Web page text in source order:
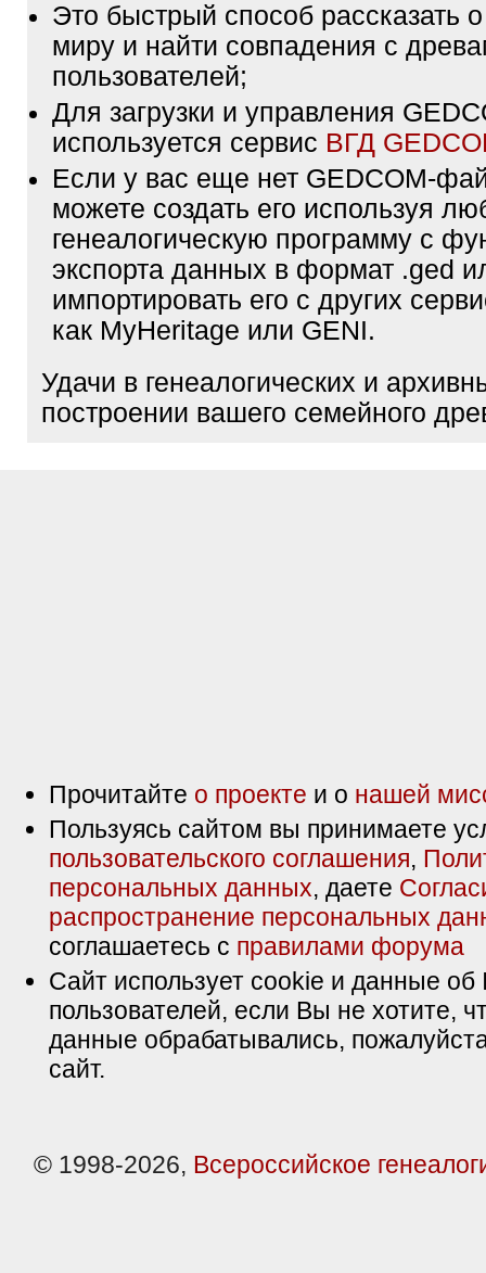
Это быстрый способ рассказать
миру и найти совпадения с
пользователей;
Для загрузки и управления
используется сервис ВГД
Если у вас еще нет GEDCOM-
можете создать его используя
генеалогическую программу с
экспорта данных в формат .ged
импортировать его с других
как MyHeritage или GENI.
Удачи в генеалогических и
построении вашего семейного
Прочитайте о проекте и о нашей
Пользуясь сайтом вы принимаете
пользовательского соглашения,
персональных данных, даете
распространение персональных
соглашаетесь с правилами форума
Сайт использует cookie и данные об
пользователей, если Вы не хотите,
данные обрабатывались,
сайт.
© 1998-2026, Всероссийское